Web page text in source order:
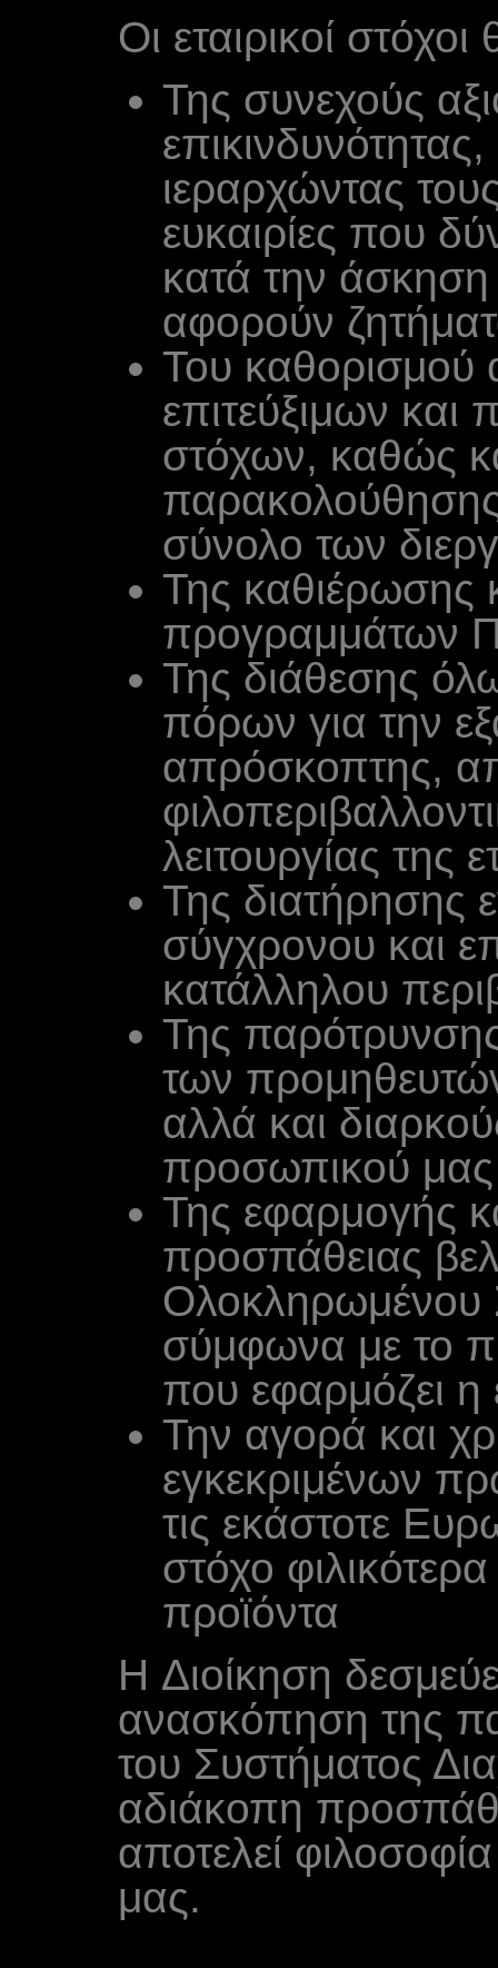
Οι εταιρικοί
Της συνεχούς
ιεραρχώντας
ευκαιρίες που
κατά την άσκηση
αφορούν
Του καθορισμού
επιτεύξιμων και
στόχων, καθώς
σύνολο των
Της καθιέρωσης
προγραμμάτων
Της διάθεσης
πόρων για την
απρόσκοπτης,
λειτουργίας της
Της διατήρησης
σύγχρονου και
κατάλληλου
Της
των
αλλά και
προσωπικού μας
Της εφαρμογής
προσπάθειας
Ολοκληρωμένου
σύμφωνα με το
που εφαρμόζει η
Την αγορά και
εγκεκριμένων
τις εκάστοτε
στόχο
προϊόντα
H Διοίκηση
ανασκόπηση της
του Συστήματος
αδιάκοπη
αποτελεί
μας.